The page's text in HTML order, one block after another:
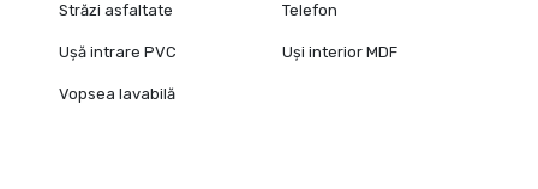
Străzi asfaltate Telefon
Ușă intrare PVC Uși interior MDF
Vopsea lavabilă